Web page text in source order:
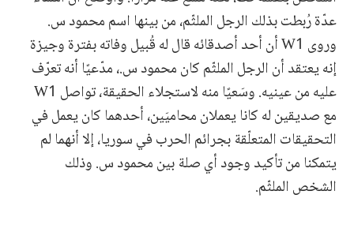
عدّة رُبطت بذلك الرجل الملثّم، من بينها اسم محمود س.
وروى W1 أن أحد أصدقائه قال له قُبيل وفاته بفترة وجيزة
إنه يعتقد أن الرجل الملثّم كان محمود س.، مدّعيًا أنه تعرّف
عليه من عينيه. وسَعيًا منه لاستجلاء الحقيقة، تواصل W1
مع صديقين له كانا يعملان محاميَين، أحدهما كان يعمل في
التحقيقات المتعلّقة بجرائم الحرب في سوريا، إلا أنهما لم
يتمكنا من تأكيد وجود أي صلة بين محمود س. وذلك
الشخص الملثّم.